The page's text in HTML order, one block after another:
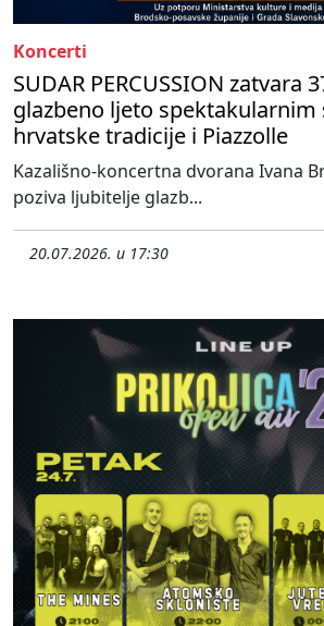
Koncerti
SUDAR PERCUSSION zatvara
glazbeno ljeto spektakularnim
hrvatske tradicije i Piazzolle
Kazališno-koncertna dvorana Ivana
poziva ljubitelje glazb...
20.07.2026. u 17:30